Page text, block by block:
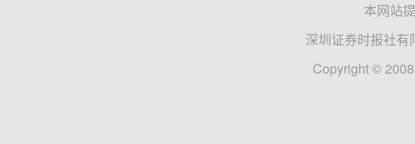
本网站
深圳证券时报社有
Copyright ©